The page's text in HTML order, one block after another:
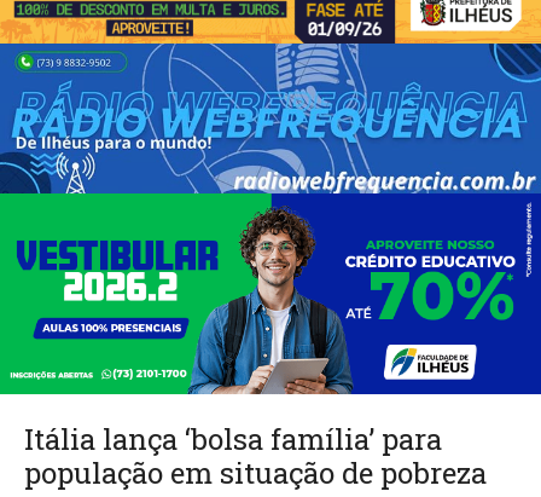
Itália lança ‘bolsa família’ para
população em situação de pobreza